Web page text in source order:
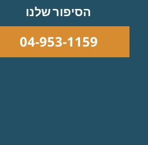
הסיפור שלנו
04-953-1159